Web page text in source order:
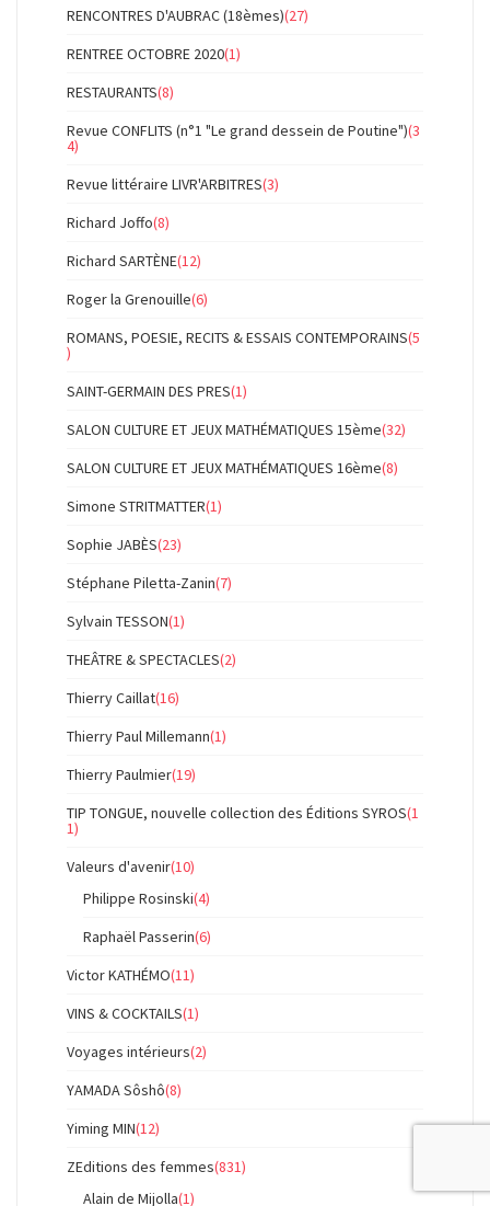
RENCONTRES D'AUBRAC (18èmes)(27)
RENTREE OCTOBRE 2020(1)
RESTAURANTS(8)
Revue CONFLITS (n°1 "Le grand dessein de Poutine")(3
4)
Revue littéraire LIVR'ARBITRES(3)
Richard Joffo(8)
Richard SARTÈNE(12)
Roger la Grenouille(6)
ROMANS, POESIE, RECITS & ESSAIS CONTEMPORAINS(5
)
SAINT-GERMAIN DES PRES(1)
SALON CULTURE ET JEUX MATHÉMATIQUES 15ème(32)
SALON CULTURE ET JEUX MATHÉMATIQUES 16ème(8)
Simone STRITMATTER(1)
Sophie JABÈS(23)
Stéphane Piletta-Zanin(7)
Sylvain TESSON(1)
THEÂTRE & SPECTACLES(2)
Thierry Caillat(16)
Thierry Paul Millemann(1)
Thierry Paulmier(19)
TIP TONGUE, nouvelle collection des Éditions SYROS(1
1)
Valeurs d'avenir(10)
Philippe Rosinski(4)
Raphaël Passerin(6)
Victor KATHÉMO(11)
VINS & COCKTAILS(1)
Voyages intérieurs(2)
YAMADA Sôshô(8)
Yiming MIN(12)
ZEditions des femmes(831)
Alain de Mijolla(1)